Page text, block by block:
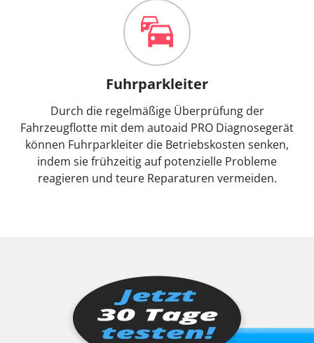
Fuhrparkleiter
Durch die regelmäßige Überprüfung der
Fahrzeugflotte mit dem autoaid PRO Diagnosegerät
können Fuhrparkleiter die Betriebskosten senken,
indem sie frühzeitig auf potenzielle Probleme
reagieren und teure Reparaturen vermeiden.